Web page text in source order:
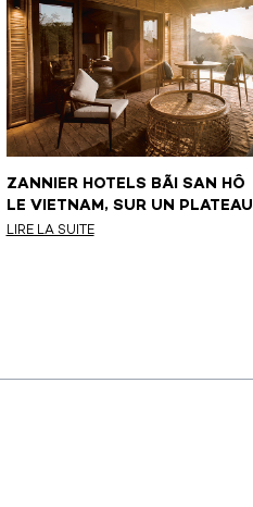
ZANNIER HOTELS BÃI SAN HÔ
LE VIETNAM, SUR UN PLATEAU
LIRE LA SUITE